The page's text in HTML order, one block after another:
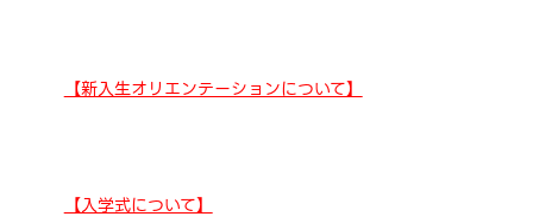
【新入生オリエンテーションについて】
【入学式について】